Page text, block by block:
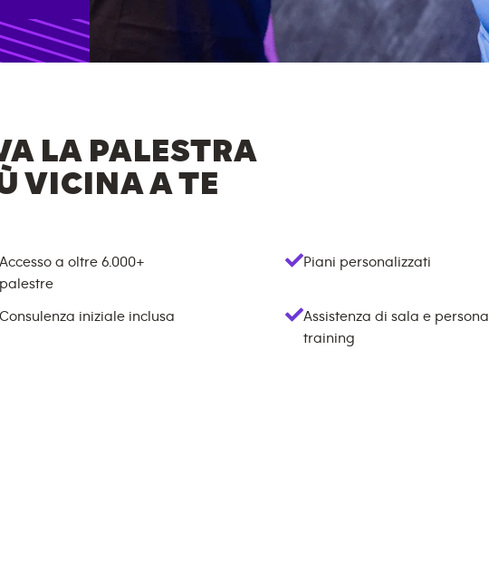
LA PALESTRA
VICINA A TE
Accesso a oltre 6.000+
palestre
Piani personalizzati
Consulenza iniziale inclusa
Assistenza di sala e personal
training